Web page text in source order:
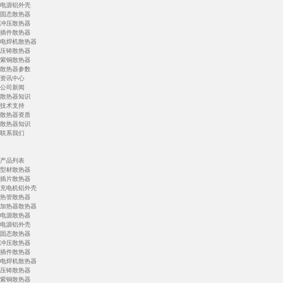
电源铝外壳
固态散热器
冲压散热器
插件散热器
电焊机散热器
压铸散热器
紫铜散热器
散热器参数
资讯中心
公司新闻
散热器知识
技术支持
散热器资质
散热器知识
联系我们
产品列表
型材散热器
插片散热器
充电机铝外壳
热管散热器
加热器散热器
电源散热器
电源铝外壳
固态散热器
冲压散热器
插件散热器
电焊机散热器
压铸散热器
紫铜散热器